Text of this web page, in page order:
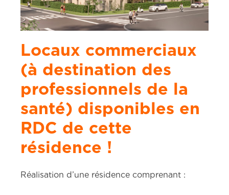
Locaux commerciaux
(à destination des
professionnels de la
santé) disponibles en
RDC de cette
résidence !
Réalisation d’une résidence comprenant :